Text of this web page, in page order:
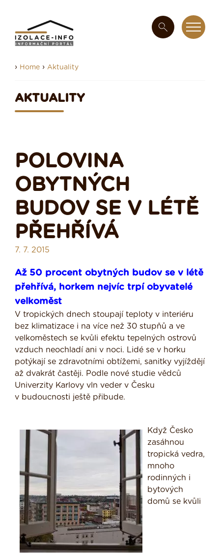
› Home › Aktuality
AKTUALITY
POLOVINA
OBYTNÝCH
BUDOV SE V LÉTĚ
PŘEHŘÍVÁ
7. 7. 2015
Až 50 procent obytných budov se v létě
přehřívá, horkem nejvíc trpí obyvatelé
velkoměst
V tropických dnech stoupají teploty v interiéru
bez klimatizace i na více než 30 stupňů a ve
velkoměstech se kvůli efektu tepelných ostrovů
vzduch neochladí ani v noci. Lidé se v horku
potýkají se zdravotními obtížemi, sanitky vyjíždějí
až dvakrát častěji. Podle nové studie vědců
Univerzity Karlovy vln veder v Česku
v budoucnosti ještě přibude.
Když Česko
zasáhnou
tropická vedra,
mnoho
rodinných i
bytových
domů se kvůli